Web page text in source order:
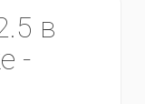
в
-